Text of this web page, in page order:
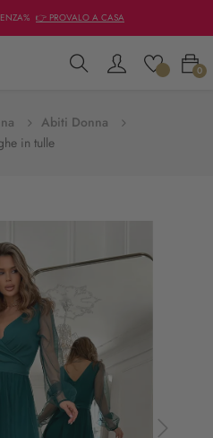
👉 PROVALO A CASA
0
Abiti Donna
in tulle